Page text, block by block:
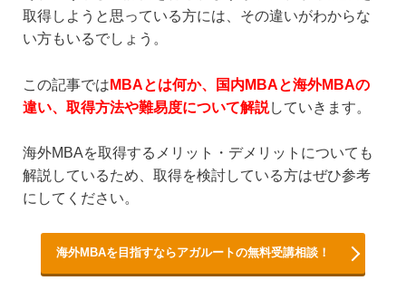
取得しようと思っている方には、その違いがわからな
い方もいるでしょう。
この記事では MBAとは何か、国内MBAと海外MBAの
違い、取得方法や難易度について解説していきます。
海外MBAを取得するメリット・デメリットについても
解説しているため、取得を検討している方はぜひ参考
にしてください。
海外MBAを目指すならアガルートの無料受講相談！